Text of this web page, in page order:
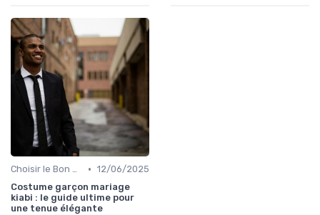
Choisir le Bon Costume • 12/06/2025
Costume garçon mariage
kiabi : le guide ultime pour
une tenue élégante